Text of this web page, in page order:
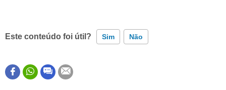
Este conteúdo foi útil? Sim Não
Este conteúdo contém informação incorreta